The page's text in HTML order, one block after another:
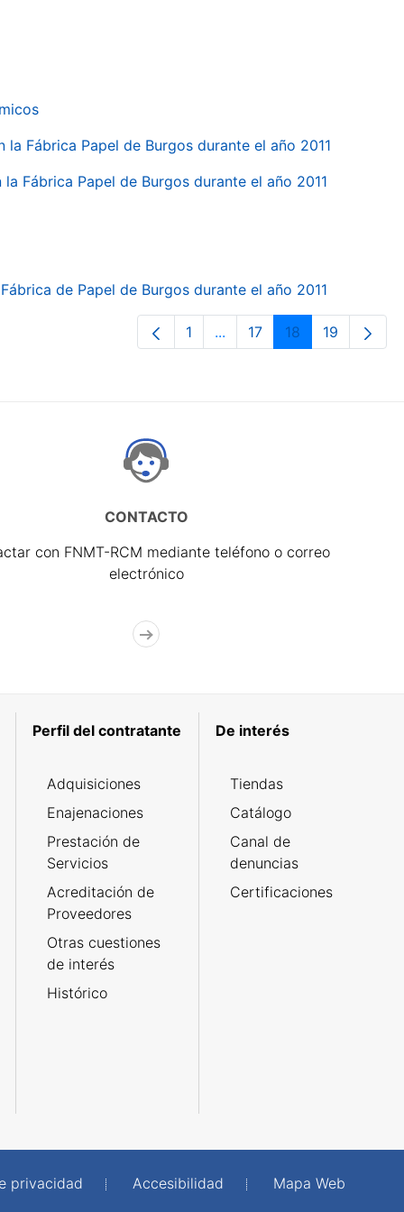
Fábrica Papel de Burgos durante el año 2011
Fábrica Papel de Burgos durante el año 2011
de Papel de Burgos durante el año 2011
Página
1 ...Páginas intermedias Use
Página
17 Página
18 Página
19
CONTACTO
con FNMT-RCM mediante teléfono o correo
electrónico
Perfil del contratante
Adquisiciones
Enajenaciones
Prestación de
Servicios
Acreditación de
Proveedores
Otras cuestiones
de interés
Histórico
De interés
Tiendas
Catálogo
Canal de
denuncias
Certificaciones
privacidad Accesibilidad
Mapa Web